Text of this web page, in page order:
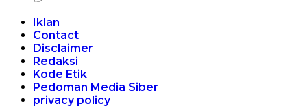
Iklan
Contact
Disclaimer
Redaksi
Kode Etik
Pedoman Media Siber
privacy policy